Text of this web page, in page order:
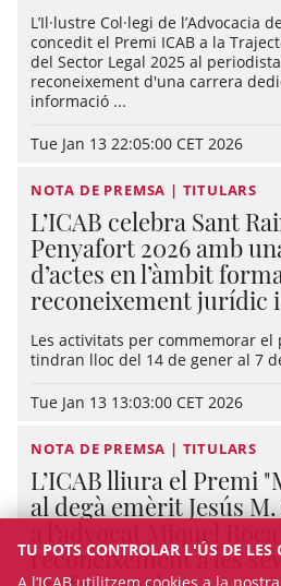
L’Il·lustre Col·legi de l’Advocacia
concedit el Premi ICAB a la
del Sector Legal 2025 al
reconeixement d'una carrera
informació ...
Tue Jan 13 22:05:00 CET 2026
NOTA DE PREMSA | TITULARS
L’ICAB celebra Sant
Penyafort 2026 amb
d’actes en l’àmbit
reconeixement jurídic
Les activitats per commemorar el
tindran lloc del 14 de gener al 7
Tue Jan 13 13:03:00 CET 2026
NOTA DE PREMSA | TITULARS
L’ICAB lliura el Premi
al degà emèrit Jesús
reconeixement a les
TU POTS CONTROLAR L'ÚS DE LES